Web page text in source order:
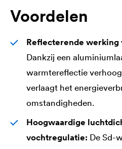
Voordelen
Reflecterende
Dankzij een
warmtereflectie
verlaagt het
omstandigheden.
Hoogwaardige
vochtregulatie: De Sd-